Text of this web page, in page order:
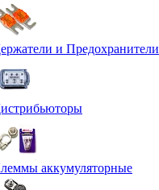
и Предохранители
аккумуляторные